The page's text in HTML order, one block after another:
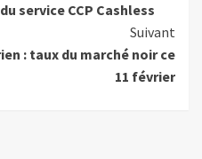
service CCP Cashless
Suivant
: taux du marché noir ce
11 février